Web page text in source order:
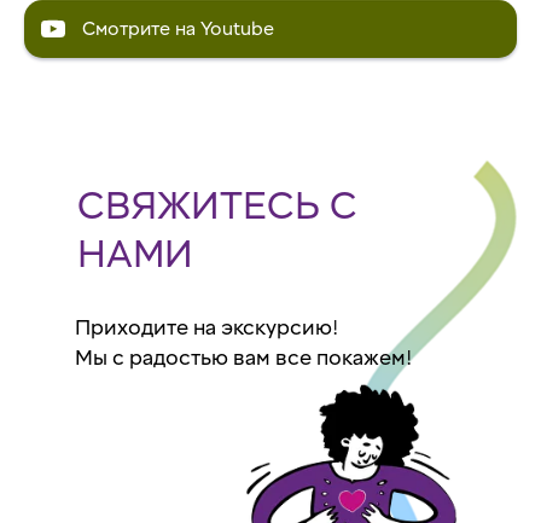
Смотрите на Youtube
СВЯЖИТЕСЬ С
НАМИ
Приходите на экскурсию!
Мы с радостью вам все покажем!